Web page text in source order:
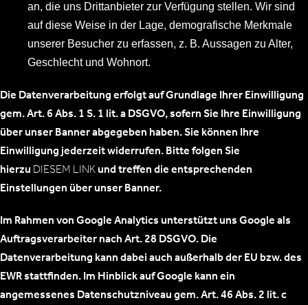
an, die uns Drittanbieter zur Verfügung stellen. Wir sind
auf diese Weise in der Lage, demografische Merkmale
unserer Besucher zu erfassen, z. B. Aussagen zu Alter,
Geschlecht und Wohnort.
Die Datenverarbeitung erfolgt auf Grundlage Ihrer Einwilligung
gem. Art. 6 Abs. 1 S. 1 lit. a DSGVO, sofern Sie Ihre Einwilligung
über unser Banner abgegeben haben. Sie können Ihre
Einwilligung jederzeit widerrufen. Bitte folgen Sie
hierzu DIESEM LINKund treffen die entsprechenden
Einstellungen über unser Banner.
Im Rahmen von Google Analytics unterstützt uns Google als
Auftragsverarbeiter nach Art. 28 DSGVO. Die
Datenverarbeitung kann dabei auch außerhalb der EU bzw. des
EWR stattfinden. Im Hinblick auf Google kann ein
angemessenes Datenschutzniveau gem. Art. 46 Abs. 2 lit. c